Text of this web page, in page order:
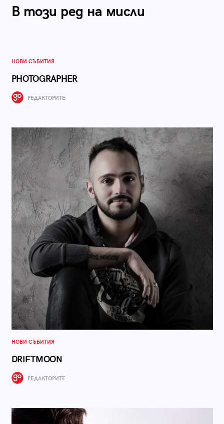
В този ред на мисли
НОВИ СЪБИТИЯ
PHOTOGRAPHER
РЕДАКТОРИТЕ
НОВИ СЪБИТИЯ
DRIFTMOON
РЕДАКТОРИТЕ